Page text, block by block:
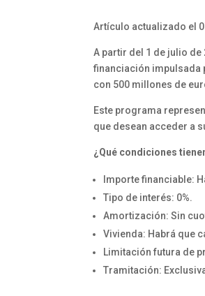
Artículo actualizado el
A partir del 1 de julio
financiación impulsada
con 500 millones de
Este programa
que desean acceder a
¿Qué condiciones
Importe financiable:
Tipo de interés: 0%.
Amortización: Sin
Vivienda: Habrá que
Limitación futura de
Tramitación: